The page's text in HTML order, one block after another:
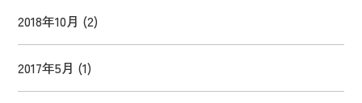
2018年10月 (2)
2017年5月 (1)